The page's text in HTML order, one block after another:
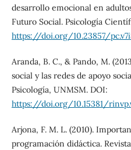
desarrollo emocional en
Futuro Social. Psicología
https://doi.org/10.23857/
Aranda, B. C., & Pando, M.
social y las redes de apoyo
Psicología, UNMSM. DOI:
https://doi.org/10.15381/
Arjona, F. M. L. (2010).
programación didáctica.